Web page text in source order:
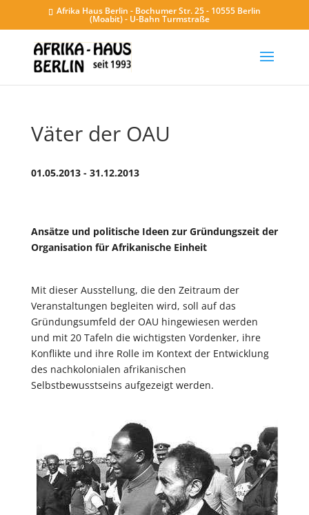
Afrika Haus Berlin - Bochumer Str. 25 - 10555 Berlin
(Moabit) - U-Bahn Turmstraße
Väter der OAU
01.05.2013 - 31.12.2013
Ansätze und politische Ideen zur Gründungszeit der
Organisation für Afrikanische Einheit
Mit dieser Ausstellung, die den Zeitraum der
Veranstaltungen begleiten wird, soll auf das
Gründungsumfeld der OAU hingewiesen werden
und mit 20 Tafeln die wichtigsten Vordenker, ihre
Konflikte und ihre Rolle im Kontext der Entwicklung
des nachkolonialen afrikanischen
Selbstbewusstseins aufgezeigt werden.